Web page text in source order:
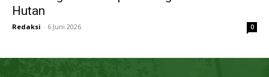
Hutan
Redaksi - 6 Juni 2026 0